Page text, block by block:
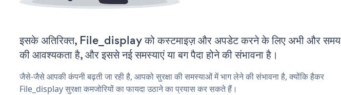
इसके अतिरिक्त, File_display को कस्टमाइज़ और अपडेट करने के लिए अभी और समय
की आवश्यकता है, और इससे नई समस्याएं या बग पैदा होने की संभावना है।
जैसे-जैसे आपकी कंपनी बढ़ती जा रही है, आपको सुरक्षा की समस्याओं में भाग लेने की संभावना है, क्योंकि हैकर
File_display सुरक्षा कमजोरियों का फायदा उठाने का प्रयास कर सकते हैं।